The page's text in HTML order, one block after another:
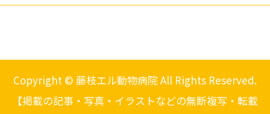
Copyright © 藤枝エル動物病院 All Rights Reserved.
【掲載の記事・写真・イラストなどの無断複写・転載